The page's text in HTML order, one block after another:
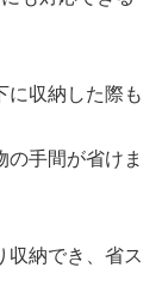
に収納した際も
手間が省けま
収納でき、省ス